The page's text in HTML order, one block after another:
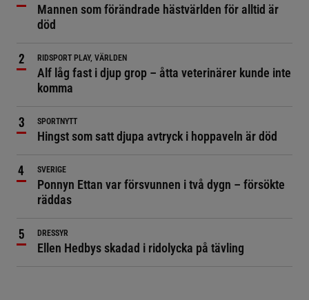
Mannen som förändrade hästvärlden för alltid är
död
RIDSPORT PLAY, VÄRLDEN
Alf låg fast i djup grop – åtta veterinärer kunde inte
komma
SPORTNYTT
Hingst som satt djupa avtryck i hoppaveln är död
SVERIGE
Ponnyn Ettan var försvunnen i två dygn – försökte
räddas
DRESSYR
Ellen Hedbys skadad i ridolycka på tävling